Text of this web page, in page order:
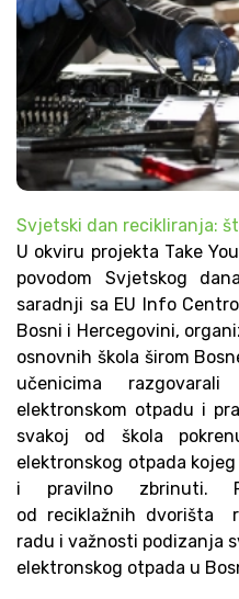
Svjetski dan recikliranja:
U okviru projekta Take
povodom Svjetskog
saradnji sa EU Info
Bosni i Hercegovini,
osnovnih škola širom
učenicima
elektronskom otpadu i
svakoj od škola
elektronskog otpada
i pravilno zbrinuti.
od reciklažnih dvorišta
radu i važnosti podizanja
elektronskog otpada u